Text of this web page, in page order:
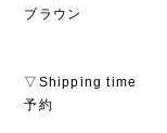
ブラウン
▽Shipping time
予約